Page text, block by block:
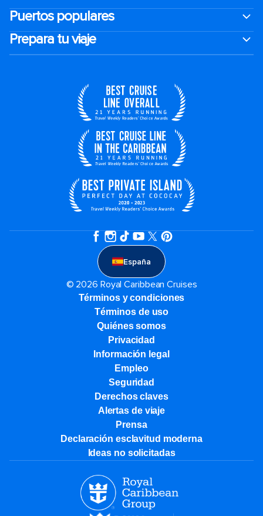
Puertos populares
Prepara tu viaje
España
© 2026 Royal Caribbean Cruises
Términos y condiciones
Términos de uso
Quiénes somos
Privacidad
Información legal
Empleo
Seguridad
Derechos claves
Alertas de viaje
Prensa
Declaración esclavitud moderna
Ideas no solicitadas